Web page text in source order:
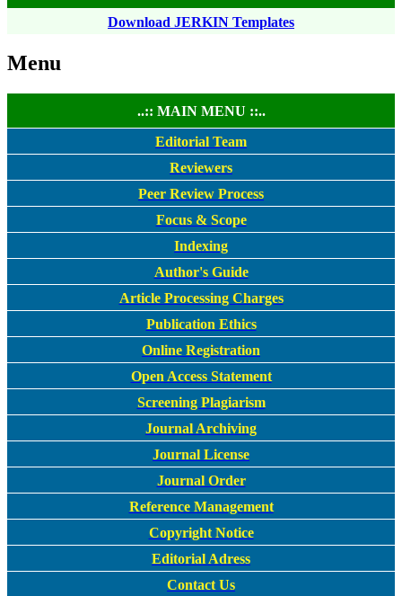
Download JERKIN Templates
Menu
..:: MAIN MENU ::..
Editorial Team
Reviewers
Peer Review Process
Focus & Scope
Indexing
Author's Guide
Article Processing Charges
Publication Ethics
Online Registration
Open Access Statement
Screening Plagiarism
Journal Archiving
Journal License
Journal Order
Reference Management
Copyright Notice
Editorial Adress
Contact Us